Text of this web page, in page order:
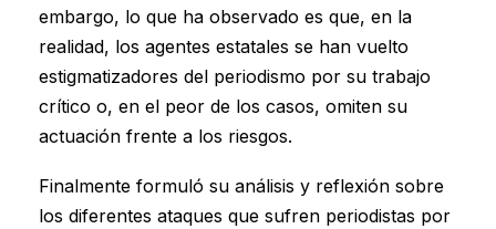
embargo, lo que ha observado es que, en la
realidad, los agentes estatales se han vuelto
estigmatizadores del periodismo por su trabajo
crítico o, en el peor de los casos, omiten su
actuación frente a los riesgos.
Finalmente formuló su análisis y reflexión sobre
los diferentes ataques que sufren periodistas por